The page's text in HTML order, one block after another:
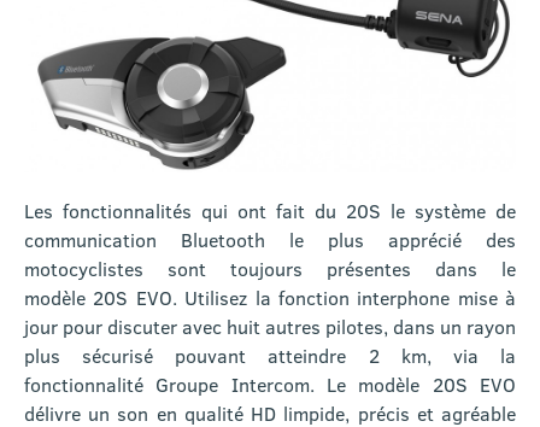
Les fonctionnalités qui ont fait du 20S le système de
communication Bluetooth le plus apprécié des
motocyclistes sont toujours présentes dans le
modèle 20S EVO. Utilisez la fonction interphone mise à
jour pour discuter avec huit autres pilotes, dans un rayon
plus sécurisé pouvant atteindre 2 km, via la
fonctionnalité Groupe Intercom. Le modèle 20S EVO
délivre un son en qualité HD limpide, précis et agréable